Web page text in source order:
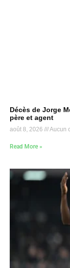
Décès de Jorge
père et agent
août 8, 2026 Aucun
Read More »